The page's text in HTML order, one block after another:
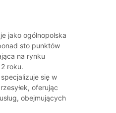
jako ogólnopolska
sto punktów
na rynku
roku.
się w
oferując
obejmujących